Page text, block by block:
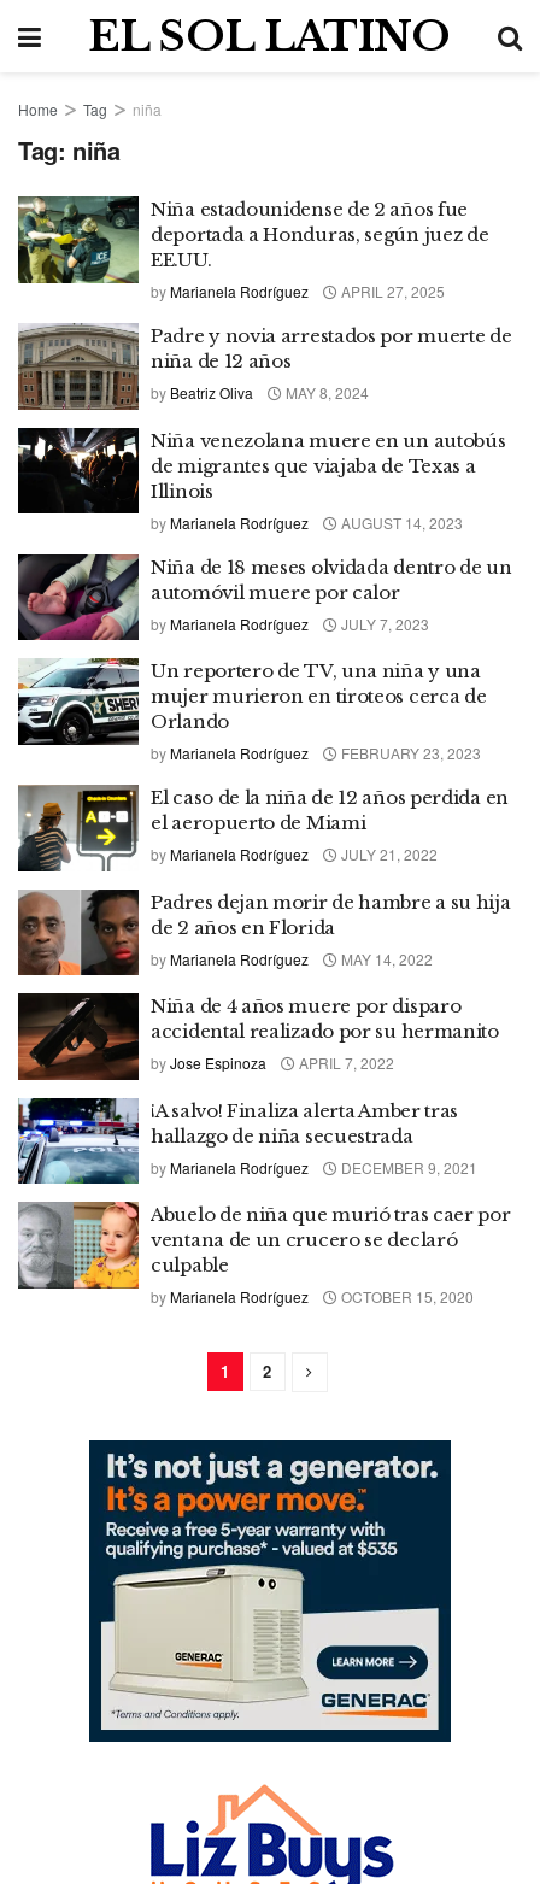
EL SOL LATINO
Home Tag niña
Tag: niña
Niña estadounidense de 2 años fue
deportada a Honduras, según juez de
EE.UU.
byMarianela Rodríguez APRIL 27, 2025
Padre y novia arrestados por muerte de
niña de 12 años
by Beatriz Oliva MAY 8, 2024
Niña venezolana muere en un autobús
de migrantes que viajaba de Texas a
Illinois
byMarianela Rodríguez AUGUST 14, 2023
Niña de 18 meses olvidada dentro de un
automóvil muere por calor
byMarianela Rodríguez JULY 7, 2023
Un reportero de TV, una niña y una
mujer murieron en tiroteos cerca de
Orlando
byMarianela Rodríguez FEBRUARY 23, 2023
El caso de la niña de 12 años perdida en
el aeropuerto de Miami
byMarianela Rodríguez JULY 21, 2022
Padres dejan morir de hambre a su hija
de 2 años en Florida
byMarianela Rodríguez MAY 14, 2022
Niña de 4 años muere por disparo
accidental realizado por su hermanito
byJose Espinoza APRIL 7, 2022
¡A salvo! Finaliza alerta Amber tras
hallazgo de niña secuestrada
byMarianela Rodríguez DECEMBER 9, 2021
Abuelo de niña que murió tras caer por
ventana de un crucero se declaró
culpable
byMarianela Rodríguez OCTOBER 15, 2020
1 2